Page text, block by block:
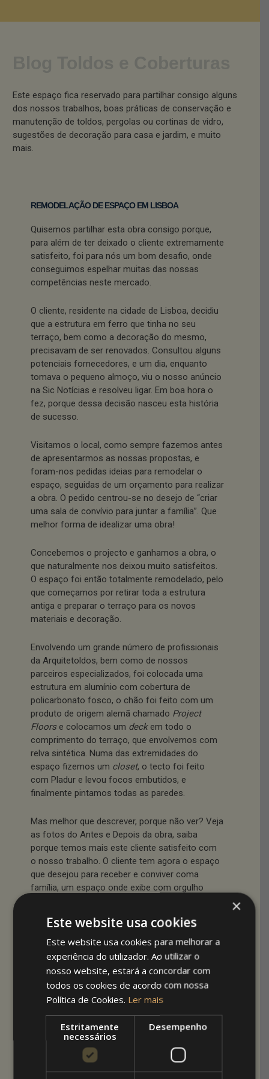
Este espaço fica reservado para partilhar consigo alguns
dos nossos trabalhos, boas práticas de conservação e
manutenção de toldos, pergolas ou cortinas de vidro,
sugestões de decoração para casa e jardim, e muito
mais.
REMODELAÇÃO DE ESPAÇO EM LISBOA
Quisemos partilhar esta obra consigo porque,
para além de ter deixado o cliente extremamente
satisfeito, foi para nós um bom desafio, onde
conseguimos espelhar muitas das nossas
competências neste mercado.
O cliente, residente na cidade de Lisboa, decidiu
que a estrutura em ferro que tinha no seu
terraço, bem como a decoração do mesmo,
precisavam de ser renovados. Consultou alguns
potenciais fornecedores, e um dia, enquanto
tomava o pequeno almoço, viu o nosso anúncio
na Sic Notícias e resolveu ligar. Em boa hora o
fez, porque dessa decisão nasceu esta história
de sucesso.
Visitamos o local, como sempre fazemos antes
de apresentarmos as nossas propostas, e
foram-nos pedidas ideias para remodelar o
espaço, seguidas de um orçamento para realizar
a obra. O pedido centrou-se no desejo de “criar
uma sala de convívio para juntar a família”. Que
melhor forma de idealizar uma obra!
Concebemos o projecto e ganhamos a obra, o
que naturalmente nos deixou muito satisfeitos.
O espaço foi então totalmente remodelado, pelo
que começamos por retirar toda a estrutura
antiga e preparar o terraço para os novos
materiais e decoração.
Envolvendo um grande número de profissionais
da Arquitetoldos, bem como de nossos
parceiros especializados, foi colocada uma
estrutura em alumínio com cobertura de
policarbonato fosco, o chão foi feito com um
produto de origem alemã chamado Project
Floorse colocamos um deckem todo o
comprimento do terraço, que envolvemos com
relva sintética. Numa das extremidades do
espaço fizemos um closet, o tecto foi feito
com Pladur e levou focos embutidos, e
finalmente pintamos todas as paredes.
Mas melhor que descrever, porque não ver? Veja
as fotos do Antes e Depois da obra, saiba
porque temos mais este cliente satisfeito com
o nosso trabalho. O cliente tem agora o espaço
que desejou para receber e conviver coma
família, um espaço onde exibe com orgulho
tamanho maior.
×
Este website usa cookies
Este website usa cookies para melhorar a
experiência do utilizador. Ao utilizar o
nosso website, estará a concordar com
todos os cookies de acordo com nossa
Política de Cookies. Ler mais
Estritamente
necessários
Desempenho